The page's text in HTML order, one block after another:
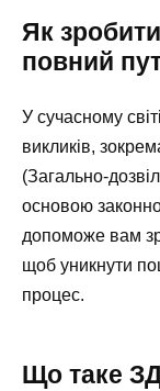
Як
повний
У сучасному
викликів,
(Загально-
основою
допоможе вам
щоб уникнути
процес.
Що таке